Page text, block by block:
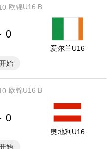
欧锦U16 B
0
爱尔兰U16
始
欧锦U16 B
0
奥地利U16
始